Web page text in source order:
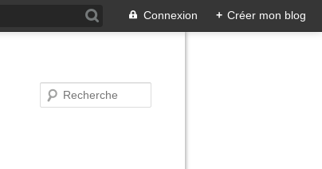
Connexion + Créer mon blog